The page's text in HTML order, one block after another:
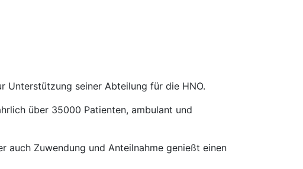
Unterstützung seiner Abteilung für die HNO.
über 35000 Patienten, ambulant und
auch Zuwendung und Anteilnahme genießt einen